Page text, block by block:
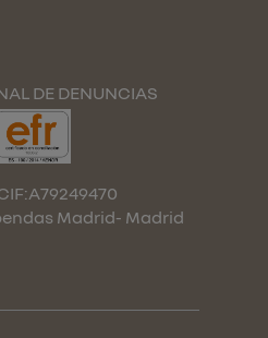
DE DENUNCIAS
Madrid- Madrid